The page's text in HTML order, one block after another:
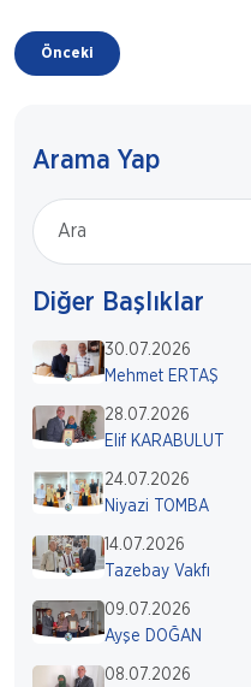
Önceki
Arama Yap
Diğer Başlıklar
30.07.2026
Mehmet ERTAŞ
28.07.2026
Elif KARABULUT
24.07.2026
Niyazi TOMBA
14.07.2026
Tazebay Vakfı
09.07.2026
Ayşe DOĞAN
08.07.2026